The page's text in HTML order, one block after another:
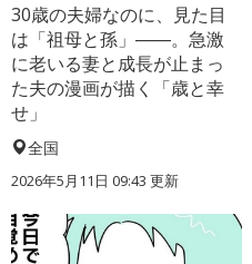
30歳の夫婦なのに、見た目
は「祖母と孫」――。急激
に老いる妻と成長が止まっ
た夫の漫画が描く「歳と幸
せ」
全国
2026年5月11日 09:43 更新